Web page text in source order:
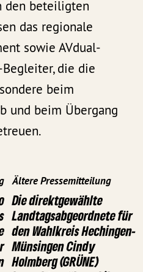
den beteiligten
das regionale
sowie AVdual-
die die
beim
und beim Übergang
Ältere Pressemitteilung
Die direktgewählte
Landtagsabgeordnete für
den Wahlkreis Hechingen-
Münsingen Cindy
Holmberg (GRÜNE)